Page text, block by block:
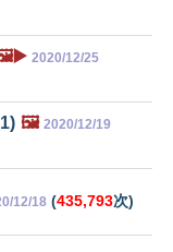
2020/12/25
🖼️ 2020/12/19
12/18 (435,793次)